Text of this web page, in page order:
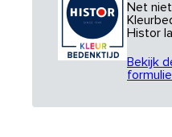
Net
Histor
Bekijk